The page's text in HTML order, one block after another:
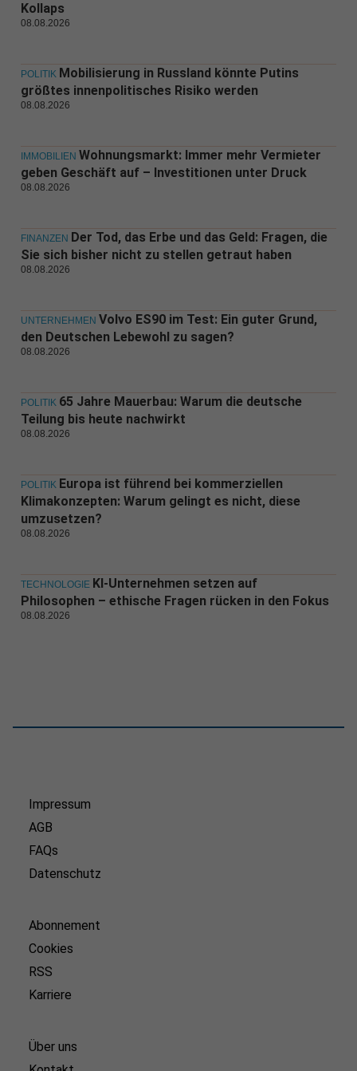
Kollaps
08.08.2026
POLITIK Mobilisierung in Russland könnte Putins
größtes innenpolitisches Risiko werden
08.08.2026
IMMOBILIEN Wohnungsmarkt: Immer mehr Vermieter
geben Geschäft auf – Investitionen unter Druck
08.08.2026
FINANZEN Der Tod, das Erbe und das Geld: Fragen, die
Sie sich bisher nicht zu stellen getraut haben
08.08.2026
UNTERNEHMEN Volvo ES90 im Test: Ein guter Grund,
den Deutschen Lebewohl zu sagen?
08.08.2026
POLITIK 65 Jahre Mauerbau: Warum die deutsche
Teilung bis heute nachwirkt
08.08.2026
POLITIK Europa ist führend bei kommerziellen
Klimakonzepten: Warum gelingt es nicht, diese
umzusetzen?
08.08.2026
TECHNOLOGIE KI-Unternehmen setzen auf
Philosophen – ethische Fragen rücken in den Fokus
08.08.2026
Impressum
AGB
FAQs
Datenschutz
Abonnement
Cookies
RSS
Karriere
Über uns